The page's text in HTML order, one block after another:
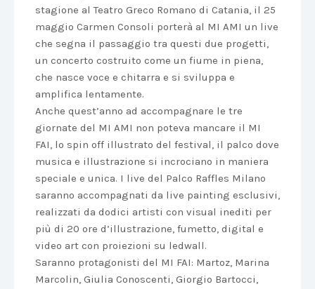
stagione al Teatro Greco Romano di Catania, il 25
maggio Carmen Consoli porterà al MI AMI un live
che segna il passaggio tra questi due progetti,
un concerto costruito come un fiume in piena,
che nasce voce e chitarra e si sviluppa e
amplifica lentamente.
Anche quest’anno ad accompagnare le tre
giornate del MI AMI non poteva mancare il MI
FAI, lo spin off illustrato del festival, il palco dove
musica e illustrazione si incrociano in maniera
speciale e unica. I live del Palco Raffles Milano
saranno accompagnati da live painting esclusivi,
realizzati da dodici artisti con visual inediti per
più di 20 ore d’illustrazione, fumetto, digital e
video art con proiezioni su ledwall.
Saranno protagonisti del MI FAI: Martoz, Marina
Marcolin, Giulia Conoscenti, Giorgio Bartocci,